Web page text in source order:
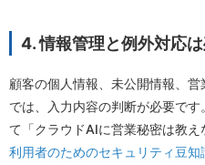
4. 情報管理と例外対応
顧客の個人情報、未公開情報、
では、入力内容の判断が必要で
て「クラウドAIに営業秘密は教え
利用者のためのセキュリティ豆知